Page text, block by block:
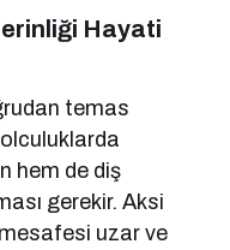
Hayati
temas
hem de diş
gerekir. Aksi
uzar ve